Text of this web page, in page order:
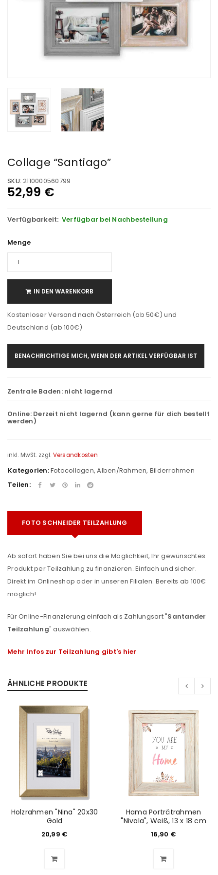
Collage “Santiago”
SKU: 2110000560799
52,99 €
Verfügbarkeit: Verfügbar bei Nachbestellung
Menge
IN DEN WARENKORB
Kostenloser Versand nach Österreich (ab 50€) und
Deutschland (ab 100€)
BENACHRICHTIGE MICH, WENN DER ARTIKEL VERFÜGBAR IST
Zentrale Baden: nicht lagernd
Online: Derzeit nicht lagernd (kann gerne für dich bestellt
werden)
inkl. MwSt. zzgl. Versandkosten
Kategorien:Fotocollagen,Alben/Rahmen, Bilderrahmen
Teilen:
FOTO SCHNEIDER TEILZAHLUNG
Ab sofort haben Sie bei uns die Möglichkeit, Ihr gewünschtes
Produkt per Teilzahlung zu finanzieren. Einfach und sicher.
Direkt im Onlineshop oder in unseren Filialen. Bereits ab 100€
möglich!
Für Online-Finanzierung einfach als Zahlungsart "Santander
Teilzahlung" auswählen.
Mehr Infos zur Teilzahlung gibt's hier
ÄHNLICHE PRODUKTE
Holzrahmen "Nina" 20x30
Gold
20,99 €
Hama Porträtrahmen
"Nivala", Weiß, 13 x 18 cm
16,90 €